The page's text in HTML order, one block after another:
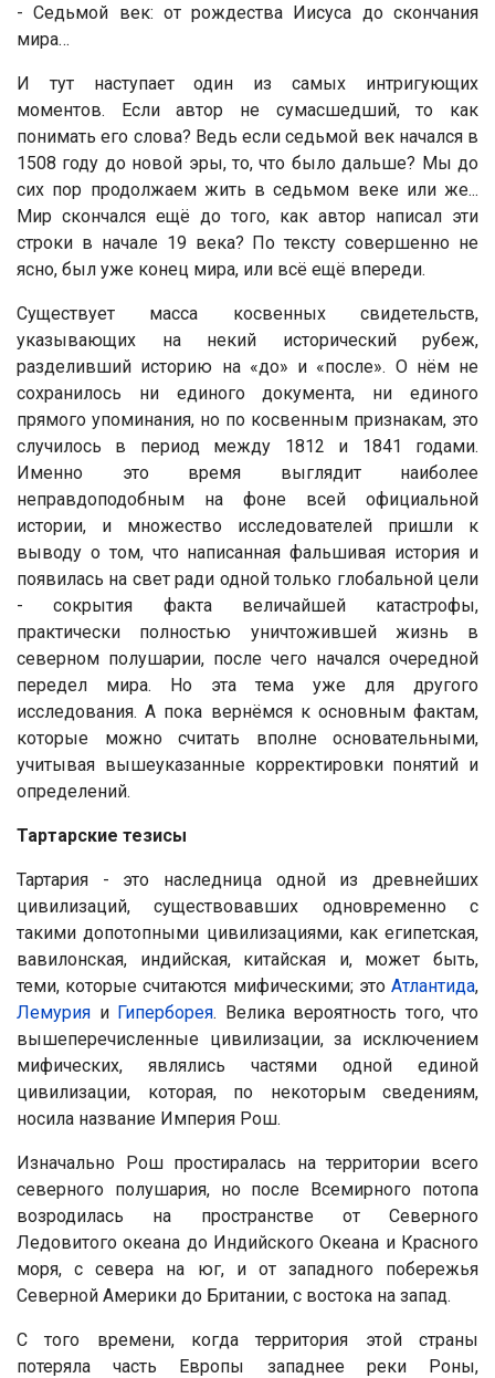
- Седьмой век: от рождества Иисуса до скончания
мира…
И тут наступает один из самых интригующих
моментов. Если автор не сумасшедший, то как
понимать его слова? Ведь если седьмой век начался в
1508 году до новой эры, то, что было дальше? Мы до
сих пор продолжаем жить в седьмом веке или же...
Мир скончался ещё до того, как автор написал эти
строки в начале 19 века? По тексту совершенно не
ясно, был уже конец мира, или всё ещё впереди.
Существует масса косвенных свидетельств,
указывающих на некий исторический рубеж,
разделивший историю на «до» и «после». О нём не
сохранилось ни единого документа, ни единого
прямого упоминания, но по косвенным признакам, это
случилось в период между 1812 и 1841 годами.
Именно это время выглядит наиболее
неправдоподобным на фоне всей официальной
истории, и множество исследователей пришли к
выводу о том, что написанная фальшивая история и
появилась на свет ради одной только глобальной цели
- сокрытия факта величайшей катастрофы,
практически полностью уничтожившей жизнь в
северном полушарии, после чего начался очередной
передел мира. Но эта тема уже для другого
исследования. А пока вернёмся к основным фактам,
которые можно считать вполне основательными,
учитывая вышеуказанные корректировки понятий и
определений.
Тартарские тезисы
Тартария - это наследница одной из древнейших
цивилизаций, существовавших одновременно с
такими допотопными цивилизациями, как египетская,
вавилонская, индийская, китайская и, может быть,
теми, которые считаются мифическими; это Атлантида,
Лемурия и Гиперборея. Велика вероятность того, что
вышеперечисленные цивилизации, за исключением
мифических, являлись частями одной единой
цивилизации, которая, по некоторым сведениям,
носила название Империя Рош.
Изначально Рош простиралась на территории всего
северного полушария, но после Всемирного потопа
возродилась на пространстве от Северного
Ледовитого океана до Индийского Океана и Красного
моря, с севера на юг, и от западного побережья
Северной Америки до Британии, с востока на запад.
С того времени, когда территория этой страны
потеряла часть Европы западнее реки Роны,